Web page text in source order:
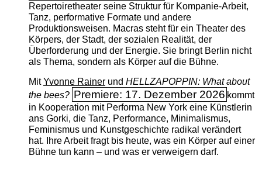
Repertoiretheater seine Struktur für Kompanie-Arbeit,
Tanz, performative Formate und andere
Produktionsweisen. Macras steht für ein Theater des
Körpers, der Stadt, der sozialen Realität, der
Überforderung und der Energie. Sie bringt Berlin nicht
als Thema, sondern als Körper auf die Bühne.
MitYvonne Rainerund HELLZAPOPPIN: What about
the bees? Premiere: 17. Dezember 2026 kommt
in Kooperation mit Performa New York eine Künstlerin
ans Gorki, die Tanz, Performance, Minimalismus,
Feminismus und Kunstgeschichte radikal verändert
hat. Ihre Arbeit fragt bis heute, was ein Körper auf einer
Bühne tun kann – und was er verweigern darf.